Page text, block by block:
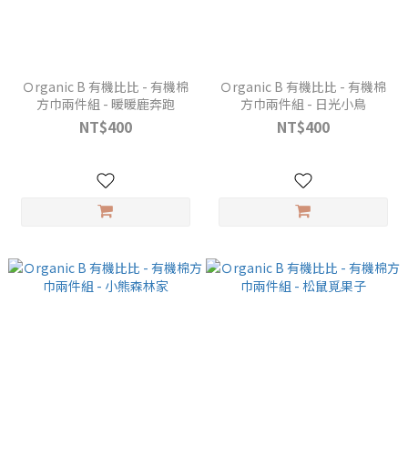
Ｏrganic B 有機比比 - 有機棉
方巾兩件組 - 暖暖鹿奔跑
NT$400
Ｏrganic B 有機比比 - 有機棉
方巾兩件組 - 日光小鳥
NT$400